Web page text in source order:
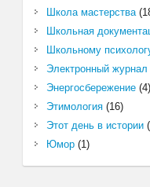
Школа мастерства
Школьная
Школьному
Электронный журнал
Энергосбережение(4)
Этимология(16)
Этот день в истории
Юмор(1)